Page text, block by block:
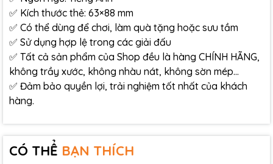
✅ Kích thước thẻ: 63×88 mm
✅ Có thể dùng để chơi, làm quà tặng hoặc sưu tầm
✅ Sử dụng hợp lệ trong các giải đấu
✅ Tất cả sản phẩm của Shop đều là hàng CHÍNH HÃNG,
không trầy xước, không nhàu nát, không sờn mép…
✅ Đảm bảo quyền lợi, trải nghiệm tốt nhất của khách
hàng.
CÓ THỂ BẠN THÍCH